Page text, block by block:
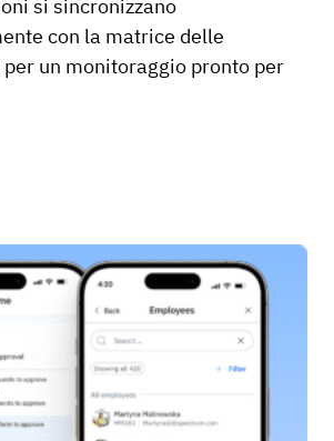
si sincronizzano
con la matrice delle
un monitoraggio pronto per